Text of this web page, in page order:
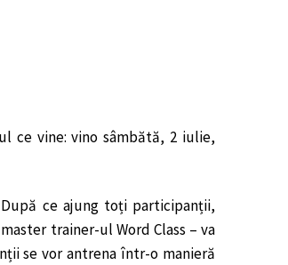
ce vine: vino sâmbătă, 2 iulie,
ce ajung toți participanții,
trainer-ul Word Class – va
se vor antrena într-o manieră